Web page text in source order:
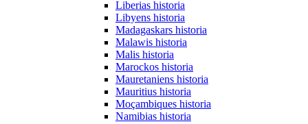
Liberias historia
Libyens historia
Madagaskars historia
Malawis historia
Malis historia
Marockos historia
Mauretaniens historia
Mauritius historia
Moçambiques historia
Namibias historia